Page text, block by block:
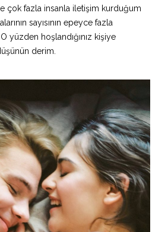
çok fazla insanla iletişim kurduğum
sayısının epeyce fazla
yüzden hoşlandığınız kişiye
derim.